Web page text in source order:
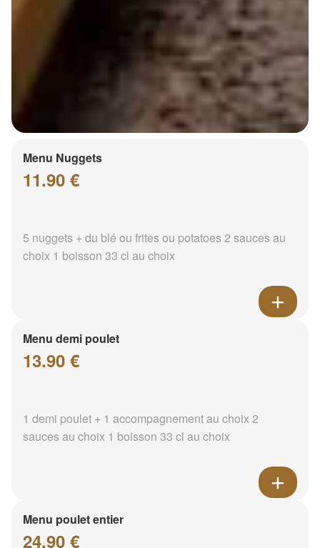
Menu Nuggets
11.90 €
5 nuggets + du blé ou frites ou potatoes 2 sauces au
choix 1 boisson 33 cl au choix
Menu demi poulet
13.90 €
1 demi poulet + 1 accompagnement au choix 2
sauces au choix 1 boisson 33 cl au choix
Menu poulet entier
24.90 €